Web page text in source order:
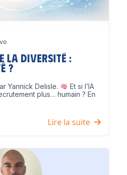
la diversité :
?
Yannick Delisle.
Et si l’IA
plus… humain ? En
Lire la suite